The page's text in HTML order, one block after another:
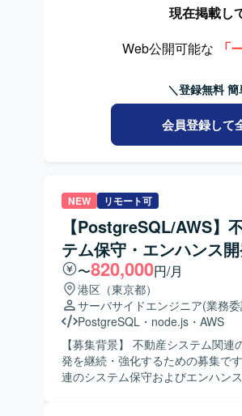
用し、ジョブ管理にはJP1を利用
とした業務支援として、担当シス
リケーションで利用している
Tomcat 10.1へのバージョンアッ
支援を行っていただきます。開発
クトの推進や関係者との調整を中心に
人物像】 自走して業務を進められ
員支援の立場で立ち回りつつ、要
化対応案件などの経験をお持ちの
キャッチアップしていただけます。 【ポジションの魅力】 大規模
害保険系システム会社の業務支援
ステムに関するプロジェクト推進
様社員と近い立場で並走しながら
ションといったテーマに関わるこ
磨いていただけます。長期的に継
ーと協力しながらスキルや知見を蓄
発環境】 既存アプリケーションで
Tomcat 10.1へのバージョンアッ
ードからMicrosoft Edgeへの対応
います。
現在掲載し
Web公開可能な
「
＼登録無料
会員登録して
NEW リモート可
【PostgreSQL/AWS】
テム保守・エンハンス
〜820,000円/月
港区（東京都）
サーバサイドエンジニア(業務
PostgreSQL ・ node.js ・ AWS
【募集背景】 不動産システム関
発を継続・強化するための募集です。 【作業内容】 不動産システ
連のシステム保守およびエンハン